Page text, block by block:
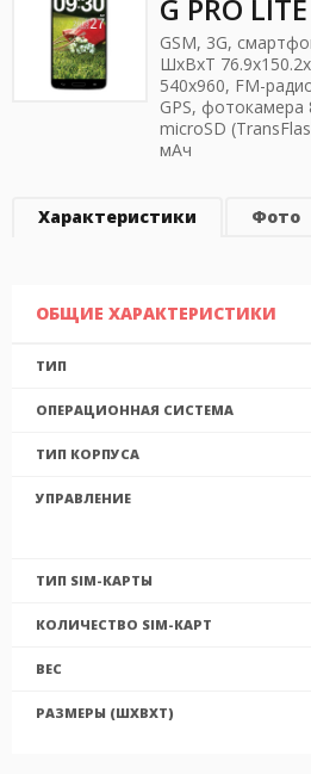
G PRO
GSM, 3G,
ШхВхТ
540x960, FM-
GPS,
microSD
мАч
Характеристики Фото
ОБЩИЕ ХАРАКТЕРИСТИКИ
ТИП
ОПЕРАЦИОННАЯ СИСТЕМА
ТИП КОРПУСА
УПРАВЛЕНИЕ
ТИП SIM-КАРТЫ
КОЛИЧЕСТВО SIM-КАРТ
ВЕС
РАЗМЕРЫ (ШXВXТ)